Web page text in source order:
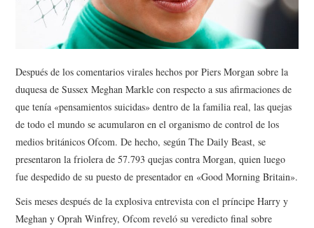
Después de los comentarios virales hechos por Piers Morgan sobre la
duquesa de Sussex Meghan Markle con respecto a sus afirmaciones de
que tenía «pensamientos suicidas» dentro de la familia real, las quejas
de todo el mundo se acumularon en el organismo de control de los
medios británicos Ofcom. De hecho, según The Daily Beast, se
presentaron la friolera de 57.793 quejas contra Morgan, quien luego
fue despedido de su puesto de presentador en «Good Morning Britain».
Seis meses después de la explosiva entrevista con el príncipe Harry y
Meghan y Oprah Winfrey, Ofcom reveló su veredicto final sobre